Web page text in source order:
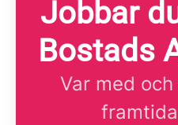
Jobbar
Bostads
Var med